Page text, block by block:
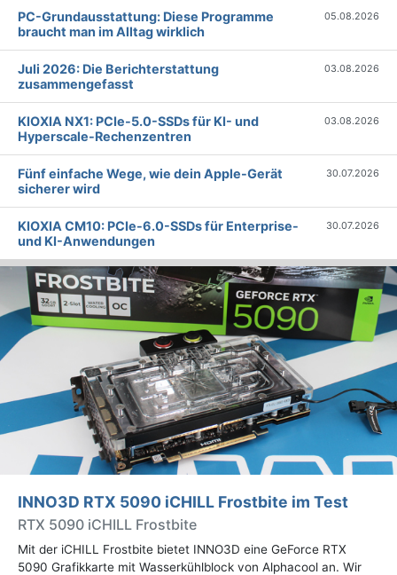
PC-Grundausstattung: Diese Programme
braucht man im Alltag wirklich
05.08.2026
Juli 2026: Die Bericht­erstattung
zusammengefasst
03.08.2026
KIOXIA NX1: PCIe-5.0-SSDs für KI- und
Hyperscale-Rechenzentren
03.08.2026
Fünf einfache Wege, wie dein Apple-Gerät
sicherer wird
30.07.2026
KIOXIA CM10: PCIe-6.0-SSDs für Enterprise-
und KI-Anwendungen
30.07.2026
INNO3D RTX 5090 iCHILL Frostbite im Test
RTX 5090 iCHILL Frostbite
Mit der iCHILL Frostbite bietet INNO3D eine GeForce RTX
5090 Grafikkarte mit Wasserkühlblock von Alphacool an. Wir